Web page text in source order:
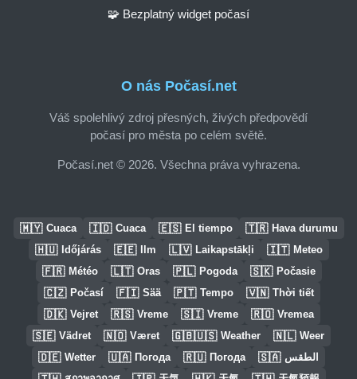
O nás Počasí.net
Váš spolehlivý zdroj přesných, živých předpovědí
počasí pro města po celém světě.
Počasí.net © 2026. Všechna práva vyhrazena.
🧩 Bezplatný widget počasí
🇲🇾 Cuaca 🇮🇩 Cuaca 🇪🇸 El tiempo 🇹🇷 Hava durumu
🇭🇺 Időjárás 🇪🇪 Ilm 🇱🇻 Laikapstākļi 🇮🇹 Meteo
🇫🇷 Météo 🇱🇹 Oras 🇵🇱 Pogoda 🇸🇰 Počasie
🇨🇿 Počasí 🇫🇮 Sää 🇵🇹 Tempo 🇻🇳 Thời tiết
🇩🇰 Vejret 🇷🇸 Vreme 🇸🇮 Vreme 🇷🇴 Vremea
🇸🇪 Vädret 🇳🇴 Været 🇬🇧🇺🇸 Weather 🇳🇱 Weer
🇩🇪 Wetter 🇺🇦 Погода 🇷🇺 Погода 🇸🇦 الطقس